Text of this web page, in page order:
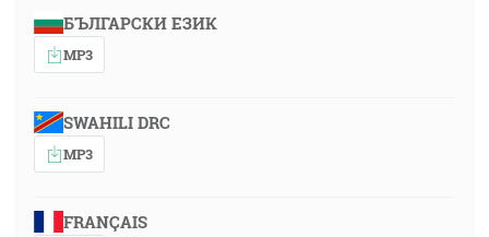
БЪЛГАРСКИ ЕЗИК
MP3
SWAHILI DRC
MP3
FRANÇAIS